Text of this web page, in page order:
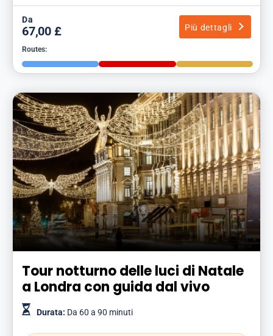
Da
67,00 £ Più dettagli
Routes:
Tour notturno delle luci di Natale
a Londra con guida dal vivo
Durata: Da 60 a 90 minuti